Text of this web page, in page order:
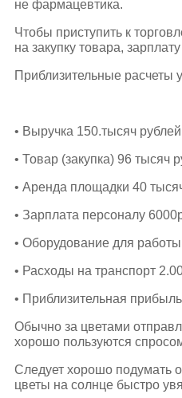
не фармацевтика.
Чтобы приступить к
на закупку товара,
Приблизительные расчеты
• Выручка 150.тысяч рублей
• Товар (закупка) 96 тысяч
• Аренда площадки 40
• Зарплата персоналу
• Оборудование для
• Расходы на транспорт
• Приблизительная
Обычно за цветами
хорошо пользуются
Следует хорошо подумать
цветы на солнце быстро